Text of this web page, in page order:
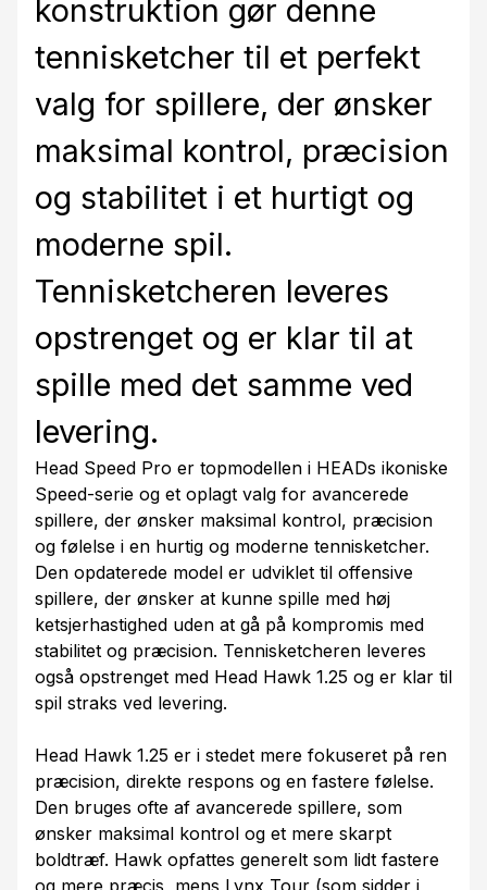
konstruktion gør denne
tennisketcher til et perfekt
valg for spillere, der ønsker
maksimal kontrol, præcision
og stabilitet i et hurtigt og
moderne spil.
Tennisketcheren leveres
opstrenget og er klar til at
spille med det samme ved
levering.
Head Speed Pro er topmodellen i HEADs ikoniske
Speed-serie og et oplagt valg for avancerede
spillere, der ønsker maksimal kontrol, præcision
og følelse i en hurtig og moderne tennisketcher.
Den opdaterede model er udviklet til offensive
spillere, der ønsker at kunne spille med høj
ketsjerhastighed uden at gå på kompromis med
stabilitet og præcision. Tennisketcheren leveres
også opstrenget med Head Hawk 1.25 og er klar til
spil straks ved levering.
Head Hawk 1.25 er i stedet mere fokuseret på ren
præcision, direkte respons og en fastere følelse.
Den bruges ofte af avancerede spillere, som
ønsker maksimal kontrol og et mere skarpt
boldtræf. Hawk opfattes generelt som lidt fastere
og mere præcis, mens Lynx Tour (som sidder i